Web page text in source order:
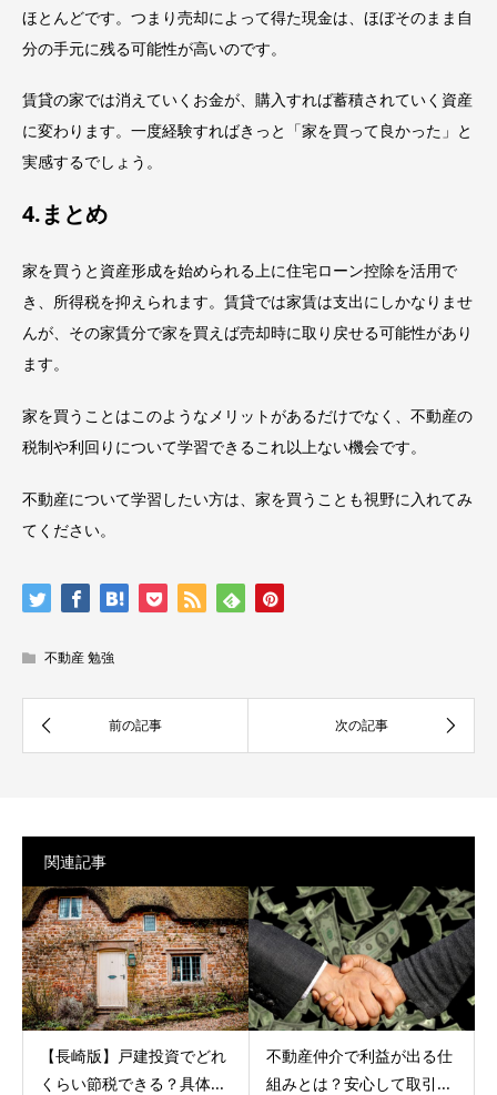
ほとんどです。つまり売却によって得た現金は、ほぼそのまま自
分の手元に残る可能性が高いのです。
賃貸の家では消えていくお金が、購入すれば蓄積されていく資産
に変わります。一度経験すればきっと「家を買って良かった」と
実感するでしょう。
4.まとめ
家を買うと資産形成を始められる上に住宅ローン控除を活用で
き、所得税を抑えられます。賃貸では家賃は支出にしかなりませ
んが、その家賃分で家を買えば売却時に取り戻せる可能性があり
ます。
家を買うことはこのようなメリットがあるだけでなく、不動産の
税制や利回りについて学習できるこれ以上ない機会です。
不動産について学習したい方は、家を買うことも視野に入れてみ
てください。
不動産 勉強
関連記事
【長崎版】戸建投資でどれ
くらい節税できる？具体...
不動産仲介で利益が出る仕
組みとは？安心して取引...